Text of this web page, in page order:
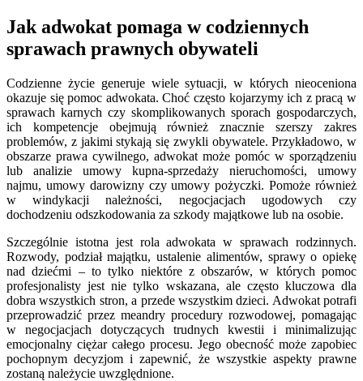
Jak adwokat pomaga w codziennych
sprawach prawnych obywateli
Codzienne życie generuje wiele sytuacji, w których nieoceniona
okazuje się pomoc adwokata. Choć często kojarzymy ich z pracą w
sprawach karnych czy skomplikowanych sporach gospodarczych,
ich kompetencje obejmują również znacznie szerszy zakres
problemów, z jakimi stykają się zwykli obywatele. Przykładowo, w
obszarze prawa cywilnego, adwokat może pomóc w sporządzeniu
lub analizie umowy kupna-sprzedaży nieruchomości, umowy
najmu, umowy darowizny czy umowy pożyczki. Pomoże również
w windykacji należności, negocjacjach ugodowych czy
dochodzeniu odszkodowania za szkody majątkowe lub na osobie.
Szczególnie istotna jest rola adwokata w sprawach rodzinnych.
Rozwody, podział majątku, ustalenie alimentów, sprawy o opiekę
nad dziećmi – to tylko niektóre z obszarów, w których pomoc
profesjonalisty jest nie tylko wskazana, ale często kluczowa dla
dobra wszystkich stron, a przede wszystkim dzieci. Adwokat potrafi
przeprowadzić przez meandry procedury rozwodowej, pomagając
w negocjacjach dotyczących trudnych kwestii i minimalizując
emocjonalny ciężar całego procesu. Jego obecność może zapobiec
pochopnym decyzjom i zapewnić, że wszystkie aspekty prawne
zostaną należycie uwzględnione.